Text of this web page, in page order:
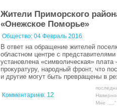
Жители Приморского
«Онежское Поморье»
Общество: 04 Февраль 2016
В ответ на обращение жителей
областном центре с
установлена «символическая»
прокуратуру, народный фронт, что
и другие могут быть превращены в
Комментариев: 12
Мне ....."